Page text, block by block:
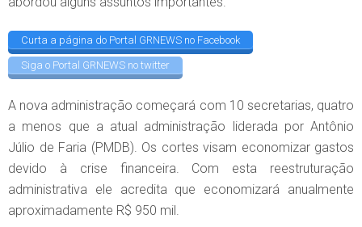
Curta a página do Portal GRNEWS no Facebook
Siga o Portal GRNEWS no twitter
A nova administração começará com 10 secretarias, quatro
a menos que a atual administração liderada por Antônio
Júlio de Faria (PMDB). Os cortes visam economizar gastos
devido à crise financeira. Com esta reestruturação
administrativa ele acredita que economizará anualmente
aproximadamente R$ 950 mil.